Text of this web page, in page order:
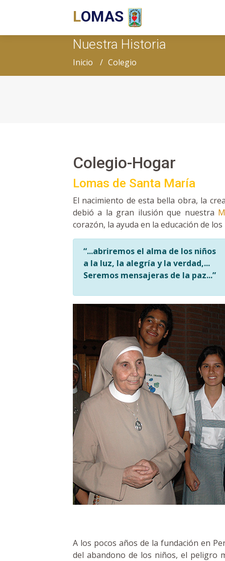
LOMAS
Nuestra Historia
Inicio Colegio
Colegio-Hogar
Lomas de Santa María
El nacimiento de esta bella obra, la
debió a la gran ilusión que nuestra
corazón, la ayuda en la educación de
“...abriremos el alma de los niños
a la luz, la alegría y la verdad,...
Seremos mensajeras de la paz...”
A los pocos años de la fundación en
del abandono de los niños, el peligro